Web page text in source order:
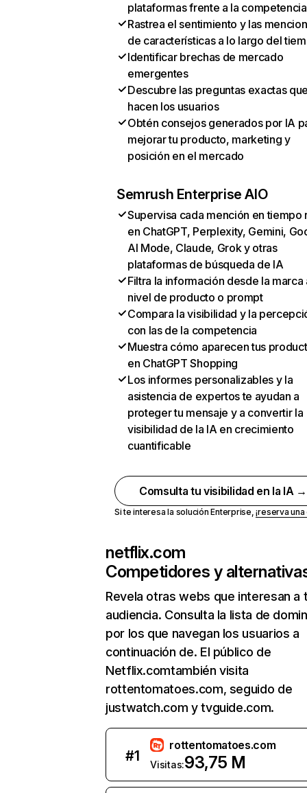
plataformas frente a la competencia
Rastrea el sentimiento y las
de características a lo largo del
Identificar brechas de mercado
emergentes
Descubre las preguntas exactas
hacen los usuarios
Obtén consejos generados por IA
mejorar tu producto, marketing y
posición en el mercado
Semrush Enterprise AIO
Supervisa cada mención en tiempo
en ChatGPT, Perplexity, Gemini,
AI Mode, Claude, Grok y otras
plataformas de búsqueda de IA
Filtra la información desde la marca
nivel de producto o prompt
Compara la visibilidad y la
con las de la competencia
Muestra cómo aparecen tus
en ChatGPT Shopping
Los informes personalizables y la
asistencia de expertos te ayudan a
proteger tu mensaje y a convertir la
visibilidad de la IA en crecimiento
cuantificable
Comsulta tu visibilidad en la IA →
Si te interesa la solución Enterprise,¡reserva
netflix.com
Competidores y
Revela otras webs que interesan a
audiencia. Consulta la lista de
por los que navegan los usuarios a
continuación de. El público de
Netflix.comtambién visita
rottentomatoes.com, seguido de
justwatch.com y tvguide.com.
#1
rottentomatoes.com
Visitas:93,75 M